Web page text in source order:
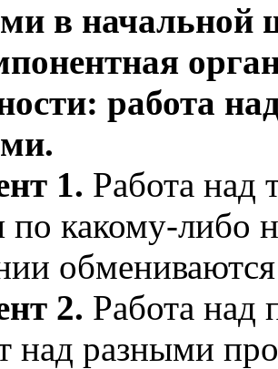
в начальной
работа
1. Работа над
по какому-либо
2. Работа над
над разными